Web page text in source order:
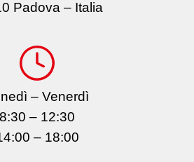
Padova – Italia
– Venerdì
8:30 – 12:30
– 18:00